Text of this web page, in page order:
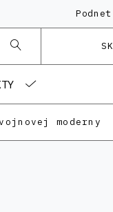
Podnet na
SK
moderny